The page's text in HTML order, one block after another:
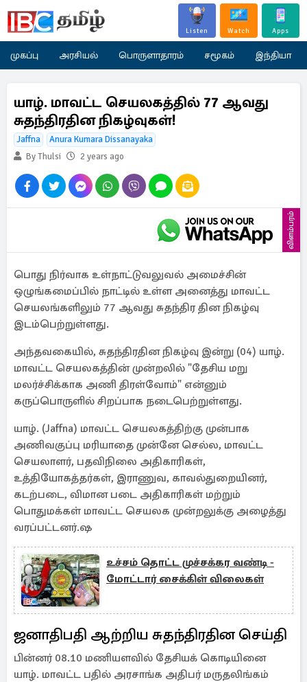
Listen Watch Apps
முகப்பு அரசியல் பொருளாதாரம் சமூகம் இந்தியா
யாழ். மாவட்ட செயலகத்தில் 77 ஆவது
சுதந்திரதின நிகழ்வுகள்!
Jaffna
Anura Kumara Dissanayaka
By Thulsi
2 years ago
விளம்பரம்
பொது நிர்வாக உள்நாட்டுவலுவல் அமைச்சின்
ஒழுங்கமைப்பில் நாட்டில் உள்ள அனைத்து மாவட்ட
செயலங்களிலும் 77 ஆவது சுதந்திர தின நிகழ்வு
இடம்பெற்றுள்ளது.
அந்தவகையில், சுதந்திரதின நிகழ்வு இன்று (04) யாழ்.
மாவட்ட செயலகத்தின் முன்றலில் "தேசிய மறு
மலர்ச்சிக்காக அணி திரள்வோம்" என்னும்
கருப்பொருளில் சிறப்பாக நடைபெற்றுள்ளது.
யாழ். (Jaffna) மாவட்ட செயலகத்திற்கு முன்பாக
அணிவகுப்பு மரியாதை முன்னே செல்ல, மாவட்ட
செயலாளர், பதவிநிலை அதிகாரிகள்,
உத்தியோகத்தர்கள், இராணுவ, காவல்துறையினர்,
கடற்படை, விமான படை அதிகாரிகள் மற்றும்
பொதுமக்கள் மாவட்ட செயலக முன்றலுக்கு அழைத்து
வரப்பட்டனர்.ஷ
உச்சம் தொட்ட முச்சக்கர வண்டி -
மோட்டார் சைக்கிள் விலைகள்
ஜனாதிபதி ஆற்றிய சுதந்திரதின செய்தி
பின்னர் 08.10 மணியளவில் தேசியக் கொடியினை
யாழ். மாவட்ட பதில் அரசாங்க அதிபர் மருதலிங்கம்